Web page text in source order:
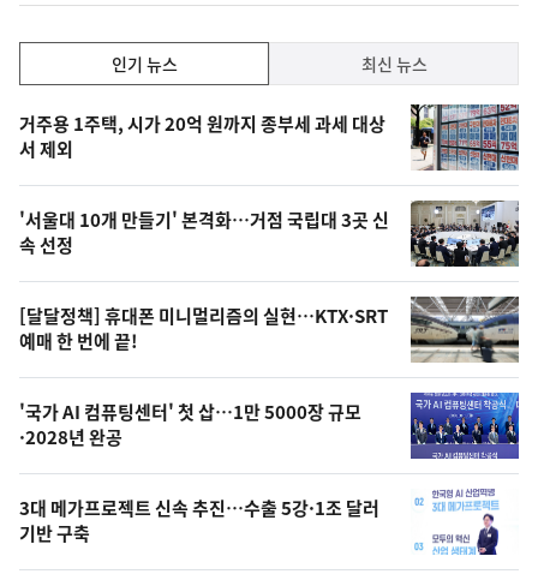
하
락
인
기,
최
신,
오
늘
의
영
상
오
늘
의
사
진
인기 뉴스 최신 뉴스
인
기
뉴
스
거주용 1주택, 시가 20억 원까지 종부세 과세 대상
서 제외
'서울대 10개 만들기' 본격화…거점 국립대 3곳 신
속 선정
[달달정책] 휴대폰 미니멀리즘의 실현…KTX·SRT
예매 한 번에 끝!
'국가 AI 컴퓨팅센터' 첫 삽…1만 5000장 규모
·2028년 완공
3대 메가프로젝트 신속 추진…수출 5강·1조 달러
기반 구축